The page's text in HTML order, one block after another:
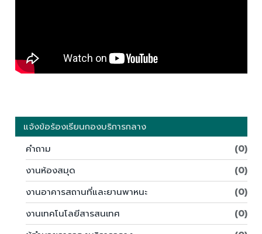
แจ้งข้อร้องเรียนกองบริการกลาง
คำถาม
(0)
งานห้องสมุด
(0)
งานอาคารสถานที่และยานพาหนะ
(0)
งานเทคโนโลยีสารสนเทศ
(0)